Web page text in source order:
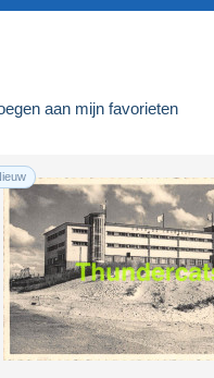
aan mijn favorieten